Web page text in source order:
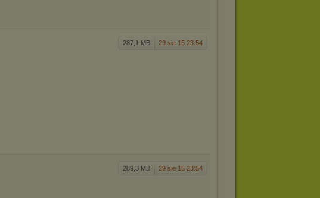
287,1 MB 29 sie 15 23:54
289,3 MB 29 sie 15 23:54